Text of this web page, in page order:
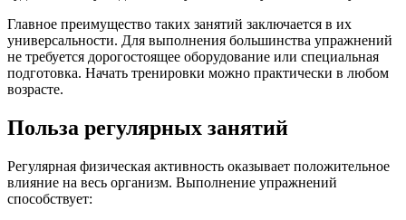
Главное преимущество таких занятий заключается в их
универсальности. Для выполнения большинства упражнений
не требуется дорогостоящее оборудование или специальная
подготовка. Начать тренировки можно практически в любом
возрасте.
Польза регулярных занятий
Регулярная физическая активность оказывает положительное
влияние на весь организм. Выполнение упражнений
способствует: